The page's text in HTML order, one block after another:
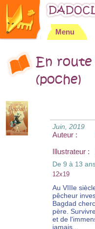
Menu
En route
(poche)
Juin, 2019
Auteur :
Illustrateur :
De 9 à 13
12x19
Au VIIIe
pêcheur
Bagdad
père.
et de
jamais...